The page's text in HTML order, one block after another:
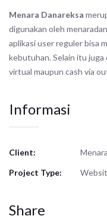
Menara Danareksa
digunakan oleh
aplikasi user reguler bisa
kebutuhan. Selain itu juga
virtual maupun cash via
Informasi
Client:
Project Type:
Share